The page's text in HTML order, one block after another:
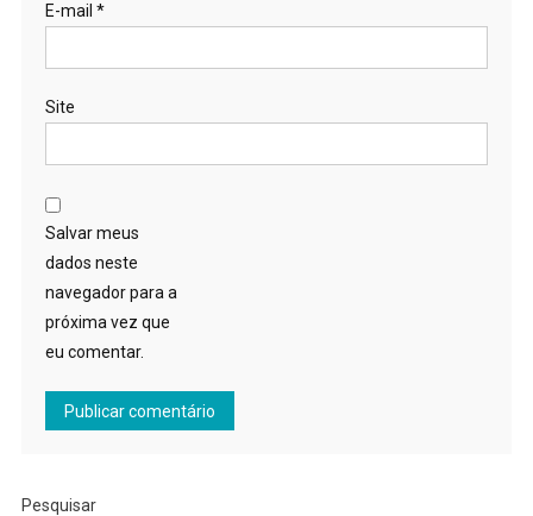
E-mail *
Site
Salvar meus
dados neste
navegador para a
próxima vez que
eu comentar.
Pesquisar